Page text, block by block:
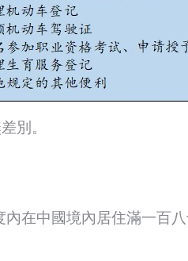
別。
在中國境內居住滿一百